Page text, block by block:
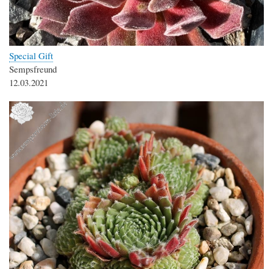
Special Gift
Sempsfreund
12.03.2021